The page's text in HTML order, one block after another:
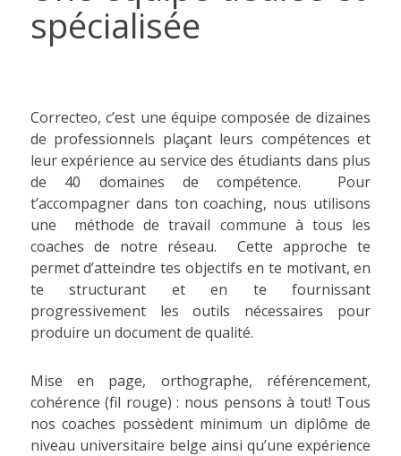
spécialisée
Correcteo, c’est une équipe composée de dizaines
de professionnels plaçant leurs compétences et
leur expérience au service des étudiants dans plus
de 40 domaines de compétence. Pour
t’accompagner dans ton coaching, nous utilisons
une méthode de travail commune à tous les
coaches de notre réseau. Cette approche te
permet d’atteindre tes objectifs en te motivant, en
te structurant et en te fournissant
progressivement les outils nécessaires pour
produire un document de qualité.
Mise en page, orthographe, référencement,
cohérence (fil rouge) : nous pensons à tout! Tous
nos coaches possèdent minimum un diplôme de
niveau universitaire belge ainsi qu’une expérience